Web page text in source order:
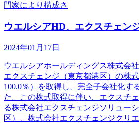
門家により構成さ
ウエルシアHD、エクスチェン
2024年01月17日
ウエルシアホールディングス株式会
エクスチェンジ（東京都港区）の株
100.0％）を取得し、完全子会社化す
た。この株式取得に伴い、エクスチ
る株式会社エクスチェンジソリュー
区）、株式会社エクスチェンジクリ